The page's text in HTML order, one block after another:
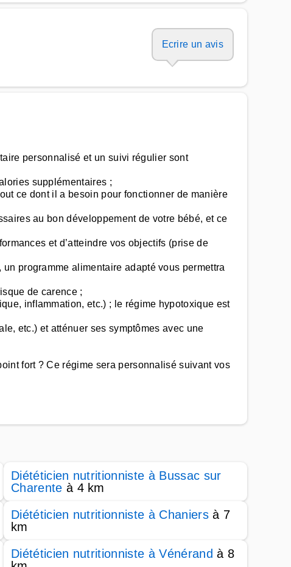
Ecrire un avis
personnalisé et un suivi régulier sont
supplémentaires ;
ce dont il a besoin pour fonctionner de manière
au bon développement de votre bébé, et ce
et d’atteindre vos objectifs (prise de
programme alimentaire adapté vous permettra
de carence ;
inflammation, etc.) ; le régime hypotoxique est
etc.) et atténuer ses symptômes avec une
fort ? Ce régime sera personnalisé suivant vos
Diététicien nutritionniste à Bussac sur
Charente à 4 km
Diététicien nutritionniste à Chaniersà 7
km
Diététicien nutritionniste à Vénérand à 8